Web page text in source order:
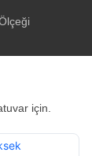
için.